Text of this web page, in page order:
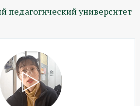
педагогический университет